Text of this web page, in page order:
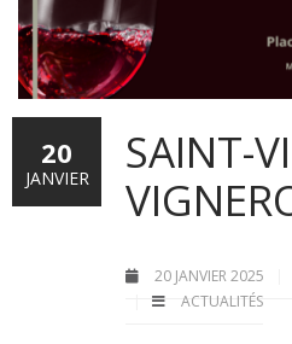
SAINT-
20 JANVIER 2025
ACTUALITÉS
20
JANVIER